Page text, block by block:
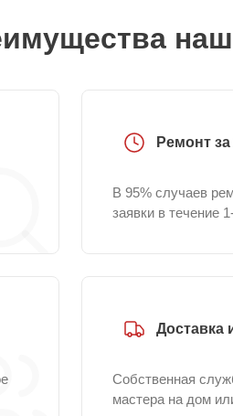
Ремонт
В 95% случаев
заявки в течение
Доставка
Собственная
мастера на дом